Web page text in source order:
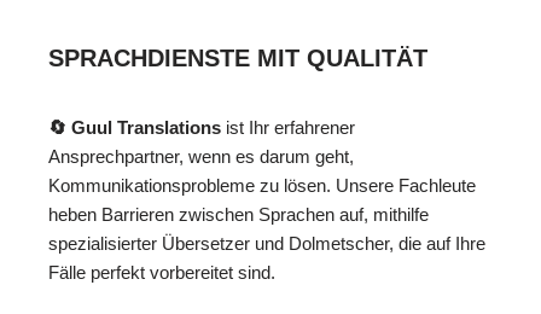
SPRACHDIENSTE MIT QUALITÄT
🔄 Guul Translations ist Ihr erfahrener
Ansprechpartner, wenn es darum geht,
Kommunikationsprobleme zu lösen. Unsere Fachleute
heben Barrieren zwischen Sprachen auf, mithilfe
spezialisierter Übersetzer und Dolmetscher, die auf Ihre
Fälle perfekt vorbereitet sind.